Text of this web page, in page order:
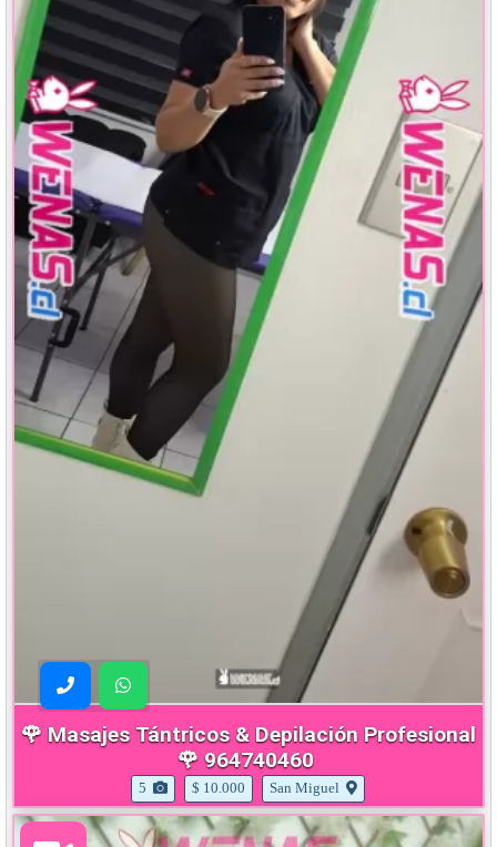
🌹 Masajes Tántricos & Depilación Profesional
🌹 964740460
5 $ 10.000 San Miguel